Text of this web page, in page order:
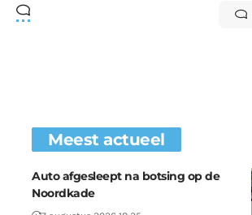
Meest actueel
Auto afgesleept na botsing op de
Noordkade